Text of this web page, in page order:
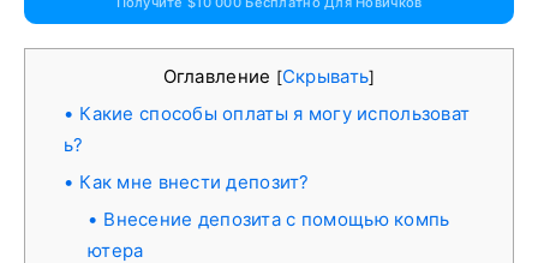
Оглавление [Скрывать]
Какие способы оплаты я могу использоват
ь?
Как мне внести депозит?
Внесение депозита с помощью компь
ютера